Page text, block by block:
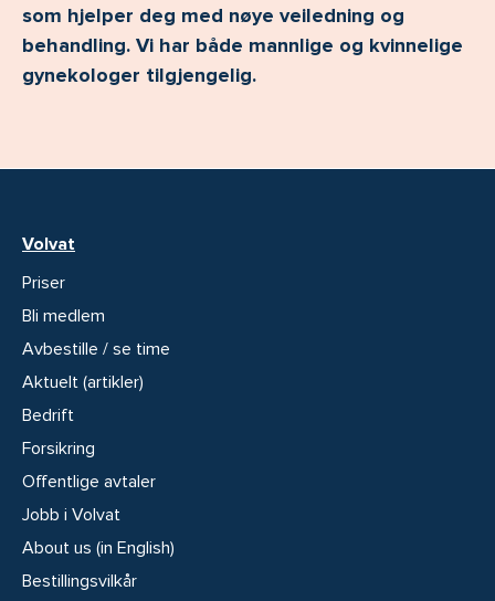
som hjelper deg med nøye veiledning og
behandling. Vi har både mannlige og kvinnelige
gynekologer tilgjengelig.
Volvat
Priser
Bli medlem
Avbestille / se time
Aktuelt (artikler)
Bedrift
Forsikring
Offentlige avtaler
Jobb i Volvat
About us (in English)
Bestillingsvilkår